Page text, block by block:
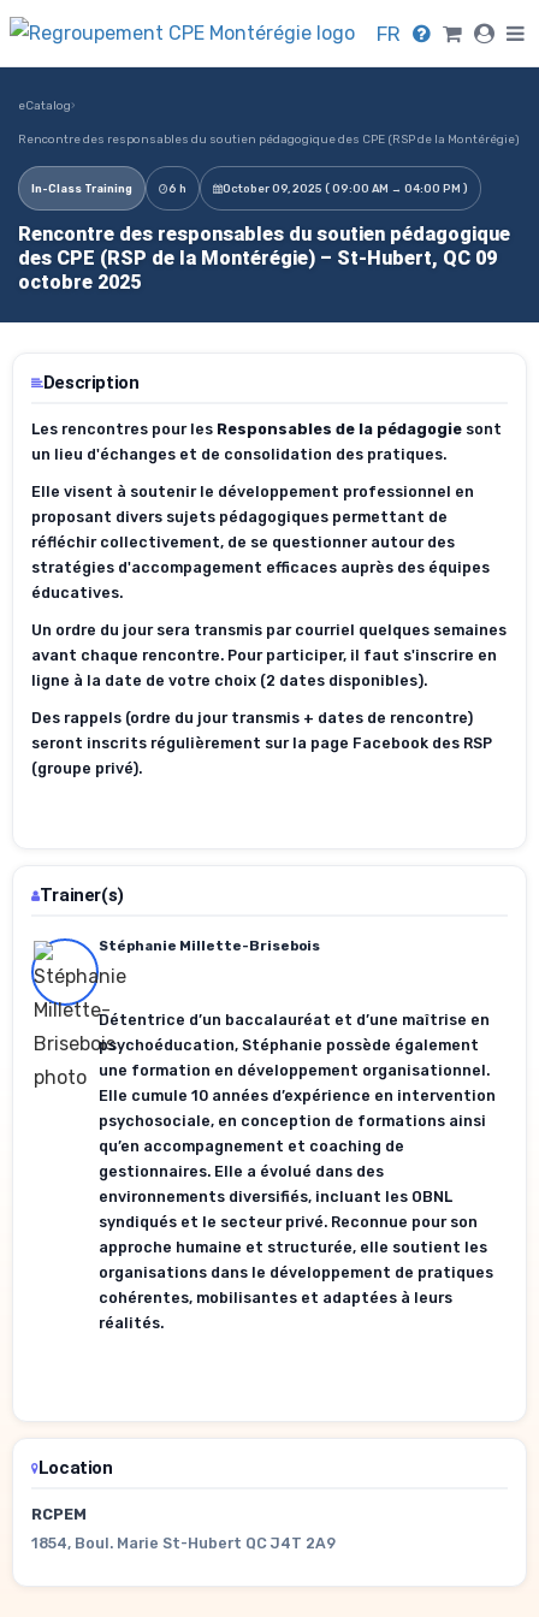
FR
eCatalog›
Rencontre des responsables du soutien pédagogique des CPE (RSP de la Montérégie)
In-Class Training 6 h October 09, 2025 ( 09:00 AM → 04:00 PM )
Rencontre des responsables du soutien pédagogique
des CPE (RSP de la Montérégie) – St-Hubert, QC 09
octobre 2025
Description
Les rencontres pour les Responsables de la pédagogie sont
un lieu d'échanges et de consolidation des pratiques.
Elle visent à soutenir le développement professionnel en
proposant divers sujets pédagogiques permettant de
réfléchir collectivement, de se questionner autour des
stratégies d'accompagement efficaces auprès des équipes
éducatives.
Un ordre du jour sera transmis par courriel quelques semaines
avant chaque rencontre. Pour participer, il faut s'inscrire en
ligne à la date de votre choix (2 dates disponibles).
Des rappels (ordre du jour transmis + dates de rencontre)
seront inscrits régulièrement sur la page Facebook des RSP
(groupe privé).
Trainer(s)
Stéphanie Millette-Brisebois
Détentrice d’un baccalauréat et d’une maîtrise en
psychoéducation, Stéphanie possède également
une formation en développement organisationnel.
Elle cumule 10 années d’expérience en intervention
psychosociale, en conception de formations ainsi
qu’en accompagnement et coaching de
gestionnaires. Elle a évolué dans des
environnements diversifiés, incluant les OBNL
syndiqués et le secteur privé. Reconnue pour son
approche humaine et structurée, elle soutient les
organisations dans le développement de pratiques
cohérentes, mobilisantes et adaptées à leurs
réalités.
Location
RCPEM
1854, Boul. Marie St-Hubert QC J4T 2A9